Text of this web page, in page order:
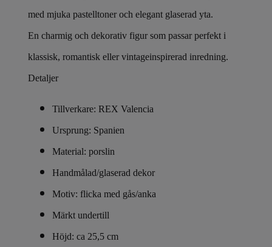
med mjuka pastelltoner och elegant glaserad yta.
En charmig och dekorativ figur som passar perfekt i
klassisk, romantisk eller vintageinspirerad inredning.
Detaljer
Tillverkare: REX Valencia
Ursprung: Spanien
Material: porslin
Handmålad/glaserad dekor
Motiv: flicka med gås/anka
Märkt undertill
Höjd: ca 25,5 cm